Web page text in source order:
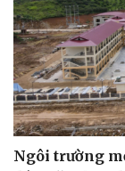
Ngôi trường